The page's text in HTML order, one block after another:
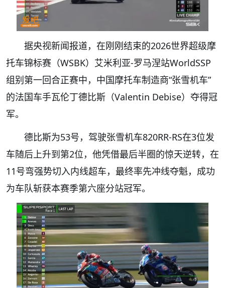
据央视新闻报道，在刚刚结束的2026世界超级摩
托车锦标赛（WSBK）艾米利亚-罗马涅站WorldSSP
组别第一回合正赛中，中国摩托车制造商“张雪机车”
的法国车手瓦伦丁德比斯（Valentin Debise）夺得冠
军。
德比斯为53号，驾驶张雪机车820RR-RS在3位发
车随后上升到第2位，他凭借最后半圈的惊天逆转，在
11号弯强势切入内线超车，最终率先冲线夺魁，成功
为车队斩获本赛季第六座分站冠军。